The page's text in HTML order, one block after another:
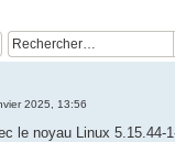
2025, 13:56
le noyau Linux 5.15.44-